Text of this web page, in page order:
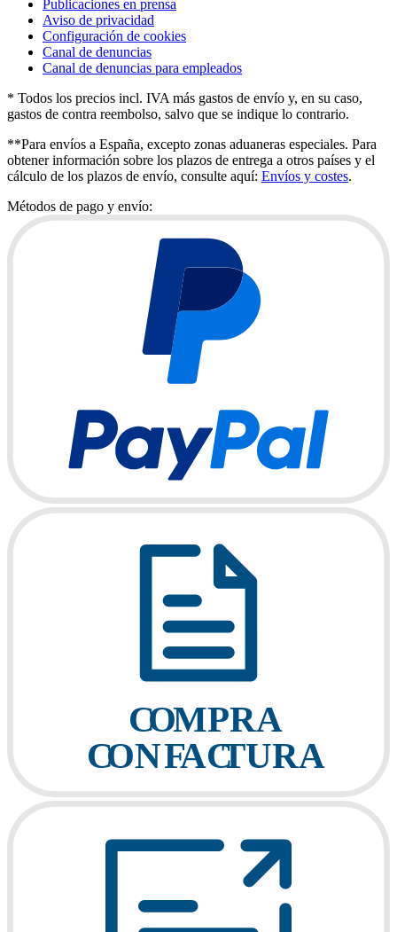
Publicaciones en prensa
Aviso de privacidad
Configuración de cookies
Canal de denuncias
Canal de denuncias para empleados
* Todos los precios incl. IVA más gastos de envío y, en su caso,
gastos de contra reembolso, salvo que se indique lo contrario.
**Para envíos a España, excepto zonas aduaneras especiales. Para
obtener información sobre los plazos de entrega a otros países y el
cálculo de los plazos de envío, consulte aquí: Envíos y costes.
Métodos de pago y envío: